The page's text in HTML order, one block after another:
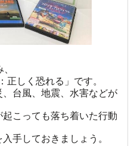
しく恐れる」です。
台風、地震、水害などが
こっても落ち着いた行動
手しておきましょう。